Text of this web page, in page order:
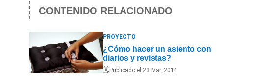
CONTENIDO RELACIONADO
PROYECTO
¿Cómo hacer un asiento con
diarios y revistas?
Publicado el 23 Mar. 2011